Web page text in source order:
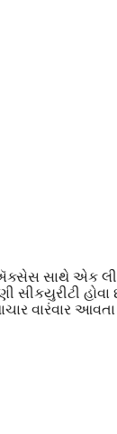
સાથે એક
હોવા
વારંવાર